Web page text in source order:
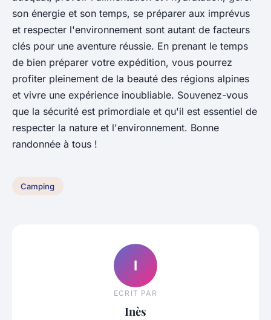
son énergie et son temps, se préparer aux imprévus
et respecter l'environnement sont autant de facteurs
clés pour une aventure réussie. En prenant le temps
de bien préparer votre expédition, vous pourrez
profiter pleinement de la beauté des régions alpines
et vivre une expérience inoubliable. Souvenez-vous
que la sécurité est primordiale et qu'il est essentiel de
respecter la nature et l'environnement. Bonne
randonnée à tous !
Camping
I
ECRIT PAR
Inès